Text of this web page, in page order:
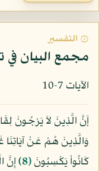
۞ التفسير
مجمع البيان في
الآيات 7-10
إَنَّ الَّذِينَ لاَ يَرْجُونَ
وَالَّذِينَ هُمْ عَنْ آيَاتِنَا
كَانُواْ يَكْسِبُونَ﴿8﴾
إِنَّ